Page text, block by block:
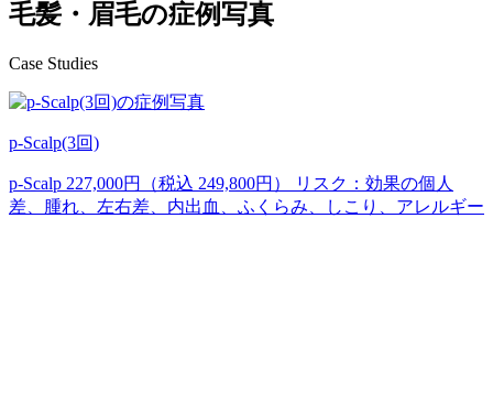
毛髪・眉毛の症例写真
Case Studies
p-Scalp(3回)
p-Scalp 227,000円（税込 249,800円） リスク：効果の個人
差、腫れ、左右差、内出血、ふくらみ、しこり、アレルギー